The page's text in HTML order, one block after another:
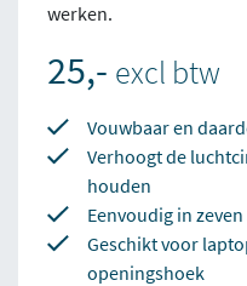
werken.
25,- excl btw
Vouwbaar en
Verhoogt de
houden
Eenvoudig in
Geschikt voor
openingshoek